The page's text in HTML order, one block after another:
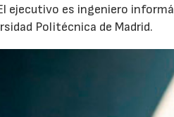
ejecutivo es ingeniero
Politécnica de Madrid.